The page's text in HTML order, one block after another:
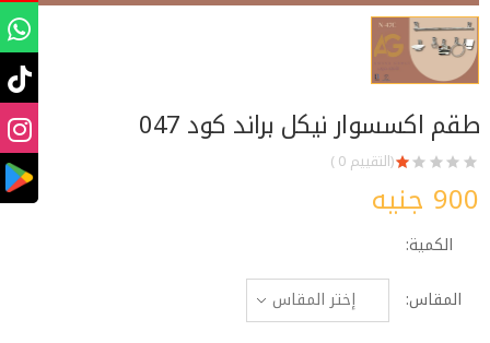
طقم اكسسوار نيكل براند كود 047
(التقييم 0 )
900 جنيه
الكمية:
المقاس: